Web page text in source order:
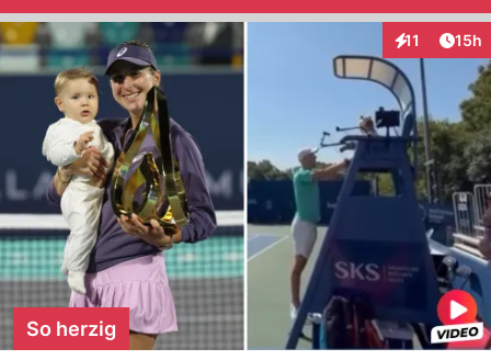
11
Interaktionen
15h
So herzig